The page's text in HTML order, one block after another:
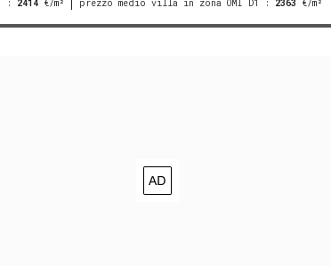
: 2414 €/m² prezzo medio villa in zona OMI D1 : 2363 €/m²